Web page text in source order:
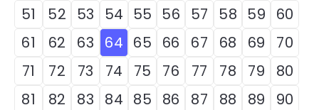
51
52 53 54 55 56 57 58 59
60
61
62 63 64 65 66 67 68 69
70
71
72 73 74 75 76 77 78 79
80
81
82 83 84 85 86 87 88 89
90